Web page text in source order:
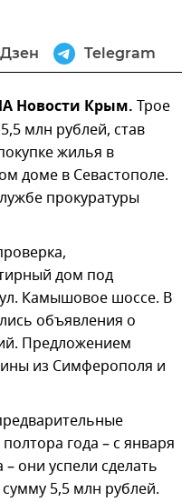
Дзен Telegram
Новости Крым. Трое
млн рублей, став
жилья в
доме в Севастополе.
прокуратуры
дом под
Камышовое шоссе. В
объявления о
Предложением
из Симферополя и
года – с января
– они успели сделать
5,5 млн рублей.